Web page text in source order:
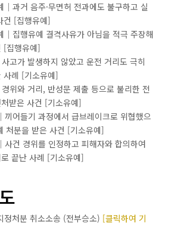
│과거 음주·무면허 전과에도 불구하고 실
건 [집행유예]
│집행유예 결격사유가 아님을 적극 주장해
[집행유예]
고가 발생하지 않았고 운전 거리도 극히
사례 [기소유예]
위와 거리, 반성문 제출 등으로 불리한 전
받은 사건 [기소유예]
어들기 과정에서 급브레이크로 위협했으
처분을 받은 사건 [기소유예]
건 경위를 인정하고 피해자와 합의하여
끝난 사례 [기소유예]
정처분 취소소송 (전부승소) [클릭하여 기